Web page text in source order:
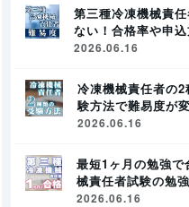
第三種冷凍機械責
ない！合格率や申込
2026.06.16
冷凍機械責任者の
験方法で難易度が
2026.06.16
最短1ヶ月の勉強
械責任者試験の勉
2026.06.16